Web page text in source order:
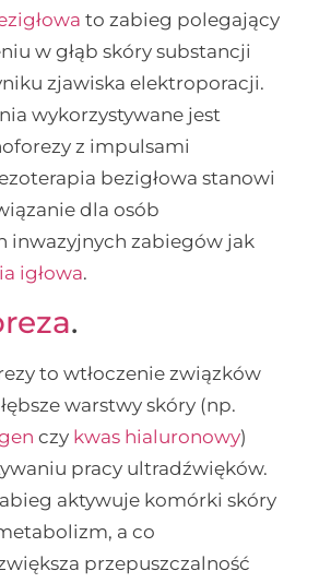
to zabieg polegający
w głąb skóry substancji
zjawiska elektroporacji.
wykorzystywane jest
z impulsami
bezigłowa stanowi
dla osób
inwazyjnych zabiegów jak
igłowa.
.
to wtłoczenie związków
warstwy skóry (np.
czy kwas hialuronowy)
pracy ultradźwięków.
aktywuje komórki skóry
a co
przepuszczalność